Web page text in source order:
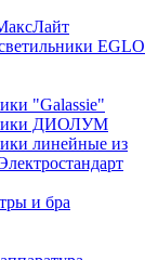
EGLO
"Galassie"
ДИОЛУМ
линейные из
и бра